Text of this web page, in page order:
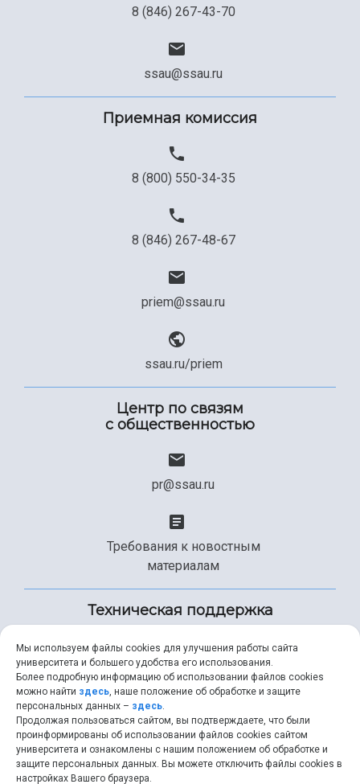
8 (846) 267-43-70
ssau@ssau.ru
Приемная комиссия
8 (800) 550-34-35
8 (846) 267-48-67
priem@ssau.ru
ssau.ru/priem
Центр по связям
с общественностью
pr@ssau.ru
Требования к новостным
материалам
Техническая поддержка
+7 (846) 267-49-99
help@ssau.ru
Мы используем файлы cookies для улучшения работы сайта
университета и большего удобства его использования.
Более подробную информацию об использовании файлов cookies
можно найти здесь, наше положение об обработке и защите
персональных данных – здесь.
Продолжая пользоваться сайтом, вы подтверждаете, что были
проинформированы об использовании файлов cookies сайтом
университета и ознакомлены с нашим положением об обработке и
защите персональных данных. Вы можете отключить файлы cookies в
настройках Вашего браузера.